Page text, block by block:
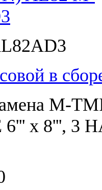
в
M-
x 8''', 3